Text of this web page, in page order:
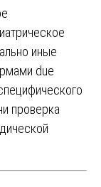
иные
due
проверка